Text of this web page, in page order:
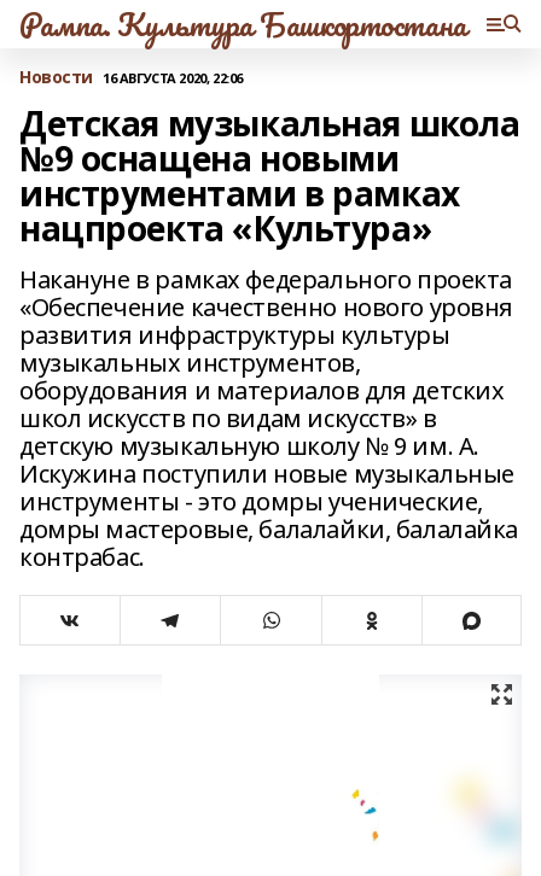
Рампа. Культура Башкортостана
Новости 16 АВГУСТА 2020, 22:06
Детская музыкальная школа
№9 оснащена новыми
инструментами в рамках
нацпроекта «Культура»
Накануне в рамках федерального проекта
«Обеспечение качественно нового уровня
развития инфраструктуры культуры
музыкальных инструментов,
оборудования и материалов для детских
школ искусств по видам искусств» в
детскую музыкальную школу № 9 им. А.
Искужина поступили новые музыкальные
инструменты - это домры ученические,
домры мастеровые, балалайки, балалайка
контрабас.